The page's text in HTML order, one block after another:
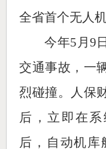
全省首个无人
今年5月9
交通事故，一
烈碰撞。人保
后，立即在
后，自动机库